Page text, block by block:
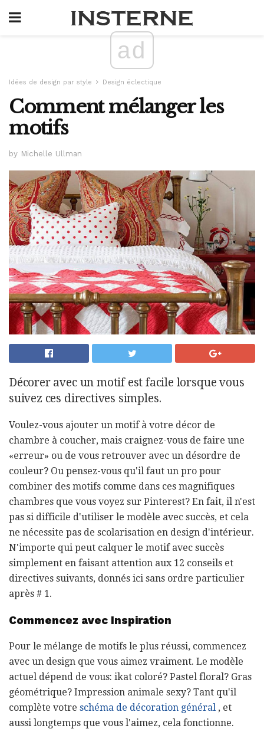
ad
Idées de design par style Design éclectique
Comment mélanger les
motifs
by Michelle Ullman
Décorer avec un motif est facile lorsque vous
suivez ces directives simples.
Voulez-vous ajouter un motif à votre décor de
chambre à coucher, mais craignez-vous de faire une
«erreur» ou de vous retrouver avec un désordre de
couleur? Ou pensez-vous qu'il faut un pro pour
combiner des motifs comme dans ces magnifiques
chambres que vous voyez sur Pinterest? En fait, il n'est
pas si difficile d'utiliser le modèle avec succès, et cela
ne nécessite pas de scolarisation en design d'intérieur.
N'importe qui peut calquer le motif avec succès
simplement en faisant attention aux 12 conseils et
directives suivants, donnés ici sans ordre particulier
après # 1.
Commencez avec Inspiration
Pour le mélange de motifs le plus réussi, commencez
avec un design que vous aimez vraiment. Le modèle
actuel dépend de vous: ikat coloré? Pastel floral? Gras
géométrique? Impression animale sexy? Tant qu'il
complète votre schéma de décoration général , et
aussi longtemps que vous l'aimez, cela fonctionne.